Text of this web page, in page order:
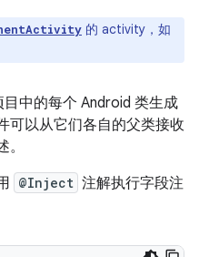
的 activity，如
目中的每个 Android 类生成
可以从它们各自的父类接收
。
@Inject 注解执行字段注